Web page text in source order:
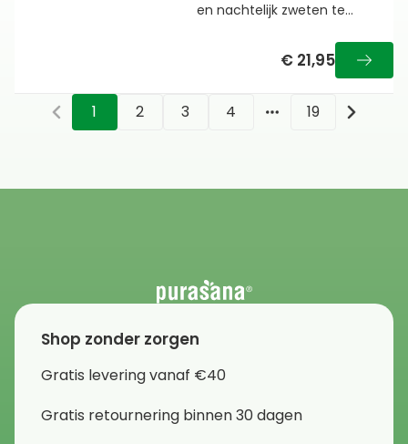
en nachtelijk zweten te
€ 21,95
1 2 3 4
More pages
19
Shop zonder zorgen
Gratis levering vanaf €40
Gratis retournering binnen 30 dagen